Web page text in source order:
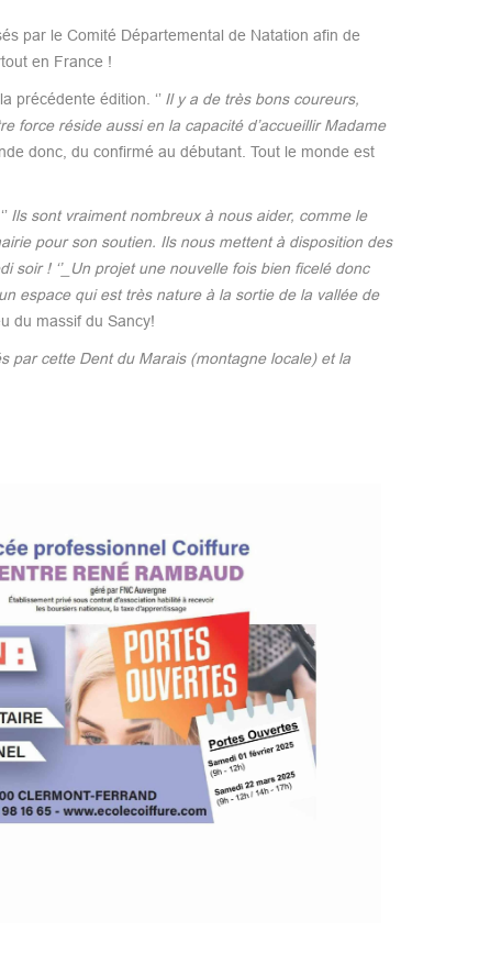
par le Comité Départemental de Natation afin de
en France !
précédente édition. ‘’ Il y a de très bons coureurs,
force réside aussi en la capacité d’accueillir Madame
donc, du confirmé au débutant. Tout le monde est
Ils sont vraiment nombreux à nous aider, comme le
pour son soutien. Ils nous mettent à disposition des
! ‘’_Un projet une nouvelle fois bien ficelé donc
espace qui est très nature à la sortie de la vallée de
du massif du Sancy!
par cette Dent du Marais (montagne locale) et la